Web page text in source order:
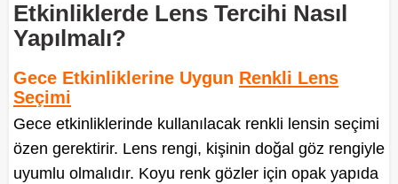
Etkinliklerde Lens Tercihi Nasıl
Yapılmalı?
Gece Etkinliklerine Uygun Renkli Lens
Seçimi
Gece etkinliklerinde kullanılacak renkli lensin seçimi
özen gerektirir. Lens rengi, kişinin doğal göz rengiyle
uyumlu olmalıdır. Koyu renk gözler için opak yapıda